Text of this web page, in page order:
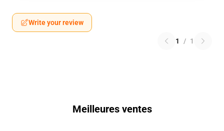
Write your review
1 / 1
Meilleures ventes